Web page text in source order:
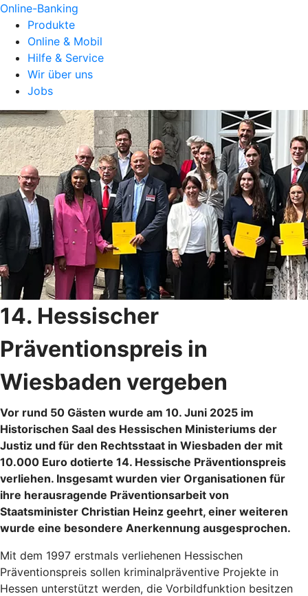
Online-Banking
Produkte
Online & Mobil
Hilfe & Service
Wir über uns
Jobs
14. Hessischer
Präventionspreis in
Wiesbaden vergeben
Vor rund 50 Gästen wurde am 10. Juni 2025 im
Historischen Saal des Hessischen Ministeriums der
Justiz und für den Rechtsstaat in Wiesbaden der mit
10.000 Euro dotierte 14. Hessische Präventionspreis
verliehen. Insgesamt wurden vier Organisationen für
ihre herausragende Präventionsarbeit von
Staatsminister Christian Heinz geehrt, einer weiteren
wurde eine besondere Anerkennung ausgesprochen.
Mit dem 1997 erstmals verliehenen Hessischen
Präventionspreis sollen kriminalpräventive Projekte in
Hessen unterstützt werden, die Vorbildfunktion besitzen